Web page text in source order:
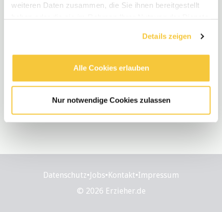
weiteren Daten zusammen, die Sie ihnen bereitgestellt
Details zeigen
Alle Cookies erlauben
Nur notwendige Cookies zulassen
Neue Stellen
Sozialpädagoge / Erzieher (m/w/d) im
Datenschutz•Jobs•Kontakt•Impressum
© 2026 Erzieher.de